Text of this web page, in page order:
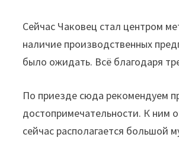
Сейчас Чаковец стал центром
наличие производственных
было ожидать. Всё благодаря
По приезде сюда рекомендуем
достопримечательности. К ним
сейчас располагается большой